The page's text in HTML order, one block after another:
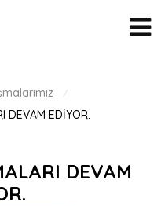
/
DEVAM EDİYOR.
DEVAM